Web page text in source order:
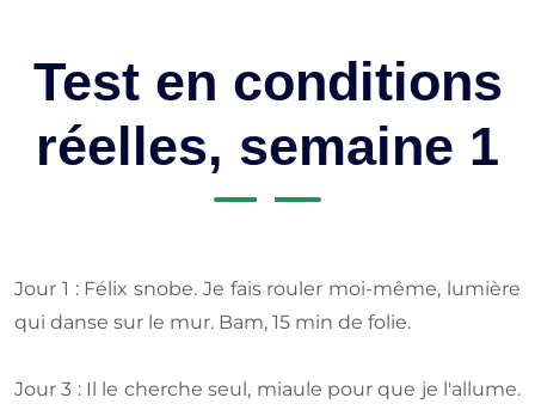
Test en conditions
réelles, semaine 1
Jour 1 : Félix snobe. Je fais rouler moi-même, lumière
qui danse sur le mur. Bam, 15 min de folie.
Jour 3 : Il le cherche seul, miaule pour que je l'allume.